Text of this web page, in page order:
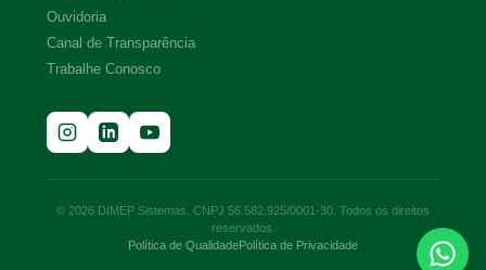
Ouvidoria
Canal de Transparência
Trabalhe Conosco
© 2026 DIMEP Sistemas. CNPJ 56.582.925/0001-30. Todos os direitos
reservados.
Política de QualidadePolítica de Privacidade